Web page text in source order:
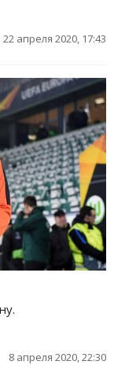
22 апреля 2020, 17:43
8 апреля 2020, 22:30